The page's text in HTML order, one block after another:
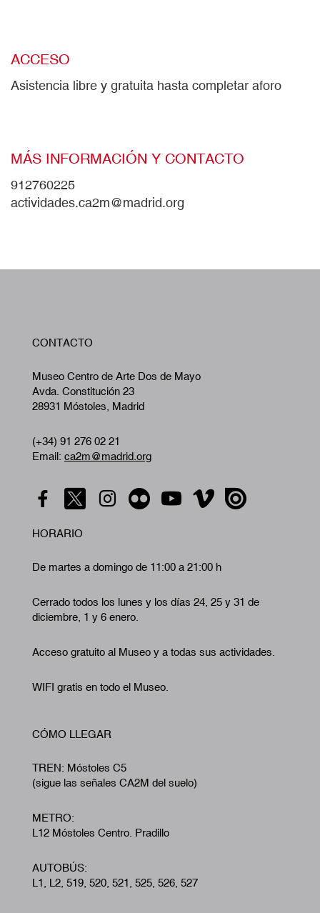
ACCESO
Asistencia libre y gratuita hasta completar aforo
MÁS INFORMACIÓN Y CONTACTO
912760225
actividades.ca2m@madrid.org
CONTACTO
Museo Centro de Arte Dos de Mayo
Avda. Constitución 23
28931 Móstoles, Madrid
(+34) 91 276 02 21
Email: ca2m@madrid.org
HORARIO
De martes a domingo de 11:00 a 21:00 h
Cerrado todos los lunes y los días 24, 25 y 31 de
diciembre, 1 y 6 enero.
Acceso gratuito al Museo y a todas sus actividades.
WIFI gratis en todo el Museo.
CÓMO LLEGAR
TREN: Móstoles C5
(sigue las señales CA2M del suelo)
METRO:
L12 Móstoles Centro. Pradillo
AUTOBÚS:
L1, L2, 519, 520, 521, 525, 526, 527